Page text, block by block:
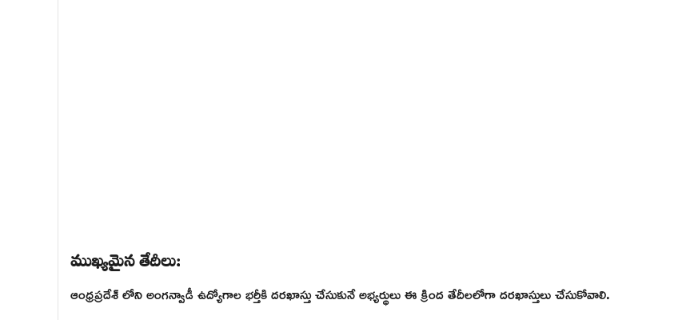
ముఖ్యమైన తేదీలు:
ఆంధ్రప్రదేశ్ లోని అంగన్వాడీ ఉద్యోగాల భర్తీకి దరఖాస్తు చేసుకునే అభ్యర్థులు ఈ క్రింద తేదీలలోగా దరఖాస్తులు చేసుకోవాలి.